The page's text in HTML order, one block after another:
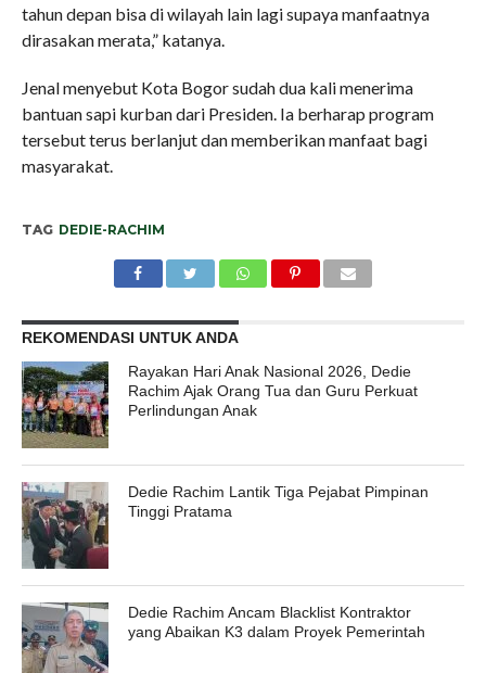
tahun depan bisa di wilayah lain lagi supaya manfaatnya
dirasakan merata,” katanya.
Jenal menyebut Kota Bogor sudah dua kali menerima
bantuan sapi kurban dari Presiden. Ia berharap program
tersebut terus berlanjut dan memberikan manfaat bagi
masyarakat.
TAG DEDIE-RACHIM
REKOMENDASI UNTUK ANDA
Rayakan Hari Anak Nasional 2026, Dedie
Rachim Ajak Orang Tua dan Guru Perkuat
Perlindungan Anak
Dedie Rachim Lantik Tiga Pejabat Pimpinan
Tinggi Pratama
Dedie Rachim Ancam Blacklist Kontraktor
yang Abaikan K3 dalam Proyek Pemerintah